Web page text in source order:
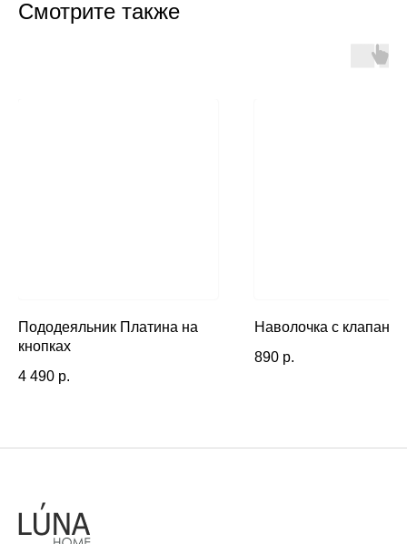
Смотрите также
Пододеяльник Платина на
кнопках
4 490 р.
Наволочка с
890 р.